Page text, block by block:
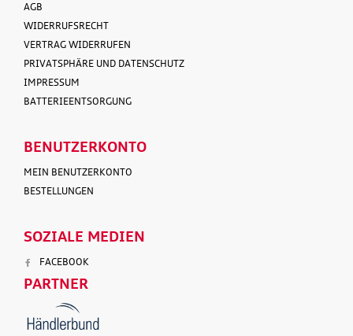
AGB
WIDERRUFSRECHT
VERTRAG WIDERRUFEN
PRIVATSPHÄRE UND DATENSCHUTZ
IMPRESSUM
BATTERIEENTSORGUNG
BENUTZERKONTO
MEIN BENUTZERKONTO
BESTELLUNGEN
SOZIALE MEDIEN
FACEBOOK
PARTNER